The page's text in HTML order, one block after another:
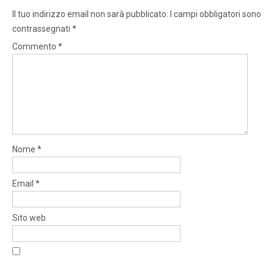
Il tuo indirizzo email non sarà pubblicato.
I campi obbligatori sono
contrassegnati *
Commento *
Nome *
Email *
Sito web